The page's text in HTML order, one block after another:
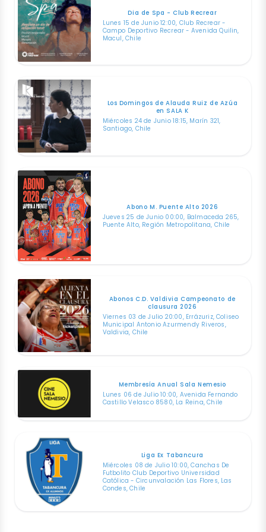
Dia de Spa - Club Recrear
Lunes 15 de Junio 12:00, Club Recrear -
Campo Deportivo Recrear - Avenida Quilin,
Macul, Chile
Los Domingos de Alauda Ruiz de Azúa
en SALA K
Miércoles 24 de Junio 18:15, Marín 321,
Santiago, Chile
Abono M. Puente Alto 2026
Jueves 25 de Junio 00:00, Balmaceda 265,
Puente Alto, Región Metropolitana, Chile
Abonos C.D. Valdivia Campeonato de
clausura 2026
Viernes 03 de Julio 20:00, Errázuriz, Coliseo
Municipal Antonio Azurmendy Riveros,
Valdivia, Chile
Membresía Anual Sala Nemesio
Lunes 06 de Julio 10:00, Avenida Fernando
Castillo Velasco 8580, La Reina, Chile
Liga Ex Tabancura
Miércoles 08 de Julio 10:00, Canchas De
Futbolito Club Deportivo Universidad
Católica - Circunvalación Las Flores, Las
Condes, Chile